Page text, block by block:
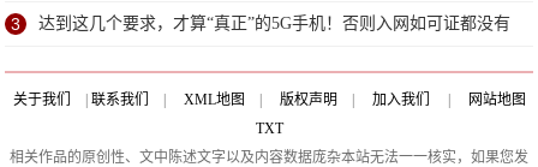
3 达到这几个要求，才算“真正”的5G手机！否则入网如可证都没有
关于我们 联系我们 XML地图 版权声明 加入我们
网站地图
TXT
相关作品的原创性、文中陈述文字以及内容数据庞杂本站无法一一核实，如果您发